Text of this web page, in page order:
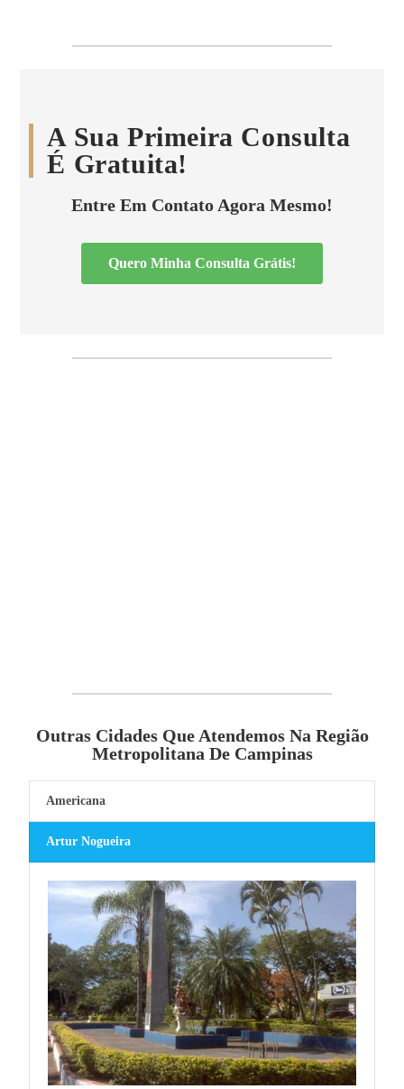
A Sua Primeira Consulta
É Gratuita!
Entre Em Contato Agora Mesmo!
Quero Minha Consulta Grátis!
Outras Cidades Que Atendemos Na Região
Metropolitana De Campinas
Americana
Artur Nogueira